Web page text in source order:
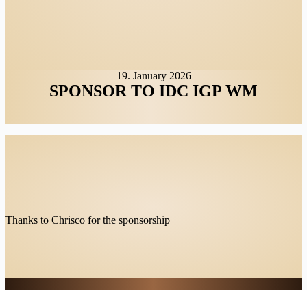
19. January 2026
SPONSOR TO IDC IGP WM
Thanks to Chrisco for the sponsorship